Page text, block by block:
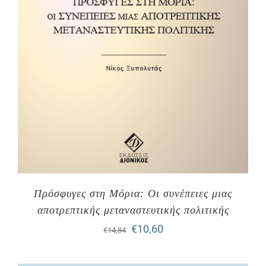
Πρόσφυγες στη Μόρια: Οι συνέπειες μιας
αποτρεπτικής μεταναστευτικής πολιτικής
€14,84
Original
€10,60Η